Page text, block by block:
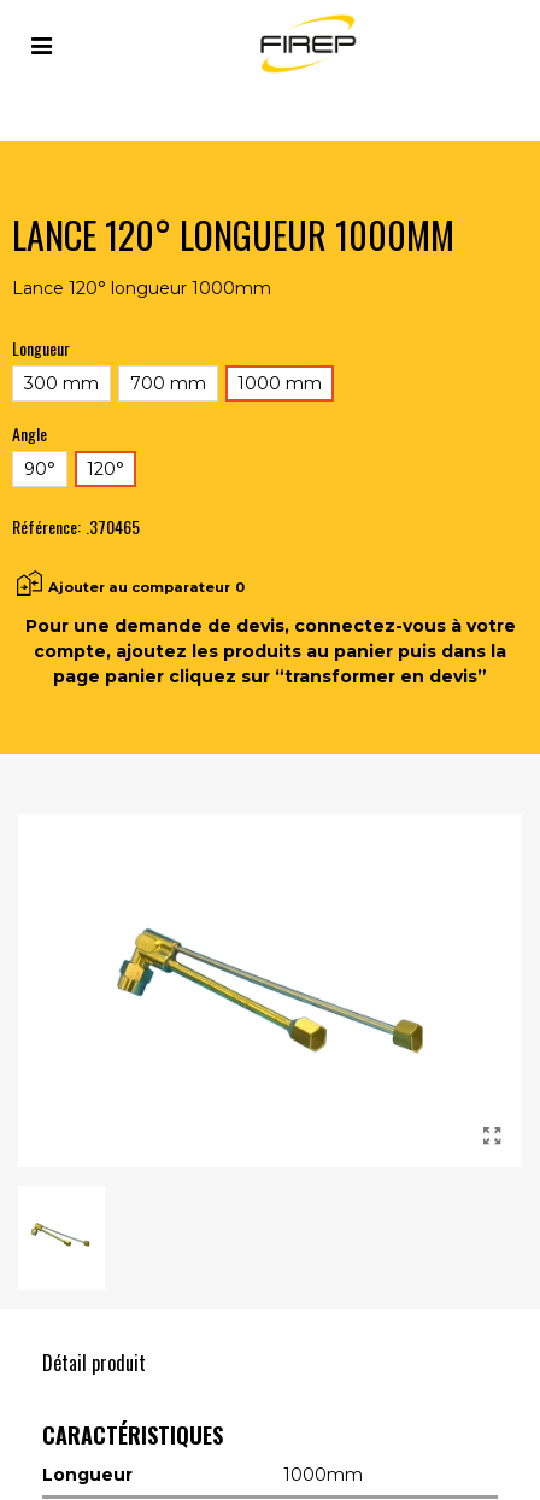
Accueil CHALUMEAUX
LANCE 120° LONGUEUR 1000MM
LANCE 120° LONGUEUR 1000MM
Lance 120° longueur 1000mm
Longueur
300 mm 700 mm 1000 mm
Angle
90° 120°
Référence: .370465
Ajouter au comparateur 0
Pour une demande de devis, connectez-vous à votre
compte, ajoutez les produits au panier puis dans la
page panier cliquez sur “transformer en devis”
Détail produit
CARACTÉRISTIQUES
Longueur
1000mm